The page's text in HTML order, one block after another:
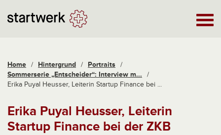
Home / Hintergrund / Portraits /
Sommerserie „Entscheider“: Interview m...
/
Erika Puyal Heusser, Leiterin Startup Finance bei ...
Erika Puyal Heusser, Leiterin
Startup Finance bei der ZKB